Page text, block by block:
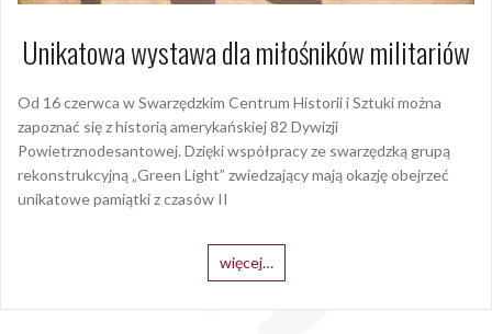
Unikatowa wystawa dla miłośników militariów
Od 16 czerwca w Swarzędzkim Centrum Historii i Sztuki można
zapoznać się z historią amerykańskiej 82 Dywizji
Powietrznodesantowej. Dzięki współpracy ze swarzędzką grupą
rekonstrukcyjną „Green Light” zwiedzający mają okazję obejrzeć
unikatowe pamiątki z czasów II
więcej…